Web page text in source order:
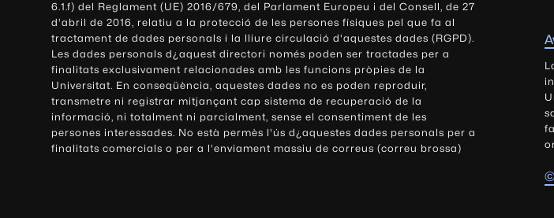
6.1.f) del Reglament (UE) 2016/679, del Parlament Europeu i del Consell, de 27
d'abril de 2016, relatiu a la protecció de les persones físiques pel que fa al
tractament de dades personals i la lliure circulació d'aquestes dades (RGPD).
Les dades personals d¿aquest directori només poden ser tractades per a
finalitats exclusivament relacionades amb les funcions pròpies de la
Universitat. En conseqüència, aquestes dades no es poden reproduir,
transmetre ni registrar mitjançant cap sistema de recuperació de la
informació, ni totalment ni parcialment, sense el consentiment de les
persones interessades. No està permès l'ús d¿aquestes dades personals per a
finalitats comercials o per a l'enviament massiu de correus (correu brossa)
s
i
t
a
t
A
u
t
ò